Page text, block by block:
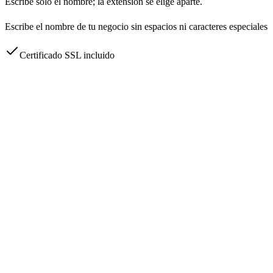
Escribe el nombre de tu negocio sin espacios ni caracteres especiales
Certificado SSL incluido